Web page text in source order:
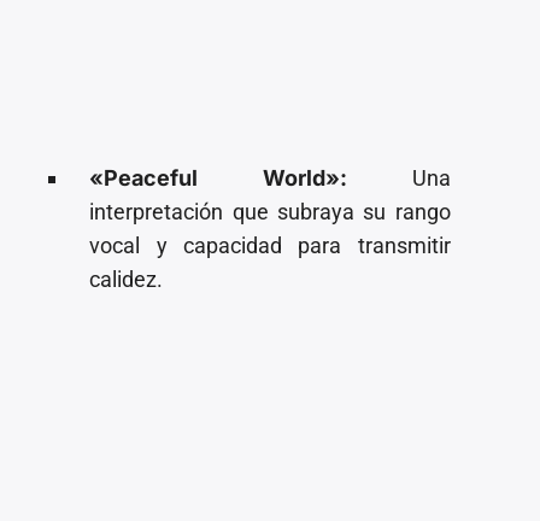
«Peaceful World»: Una
interpretación que subraya su rango
vocal y capacidad para transmitir
calidez.